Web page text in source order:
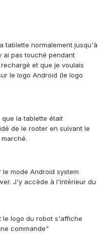
tablette normalement jusqu'à
ai pas touché pendant
et que je voulais
le logo Android (le logo
la tablette était
de le rooter en suivant le
mode Android system
J'y accède à l'intérieur du
le logo du robot s'affiche
commande"